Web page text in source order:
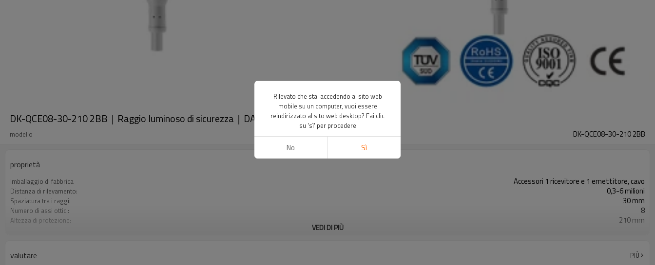
DK-QCE08-30-210 2BB｜Raggio luminoso di sicurezza｜DADISICK
modello DK-QCE08-30-210 2BB
proprietà
Imballaggio di fabbrica Accessori 1 ricevitore e 1 emettitore, cavo
Distanza di rilevamento: 0,3-6 milioni
Spaziatura tra i raggi: 30 mm
Numero di assi ottici: 8
Altezza di protezione: 210 mm
con accessori di montaggio
Certificazione: TUV, UL, CE, RoSH, GB
VEDI DI PIÙ
valutare PIÙ
Rilevato che stai accedendo al sito web
mobile su un computer, vuoi essere
reindirizzato al sito web desktop? Fai clic
su 'sì' per procedere
No Sì